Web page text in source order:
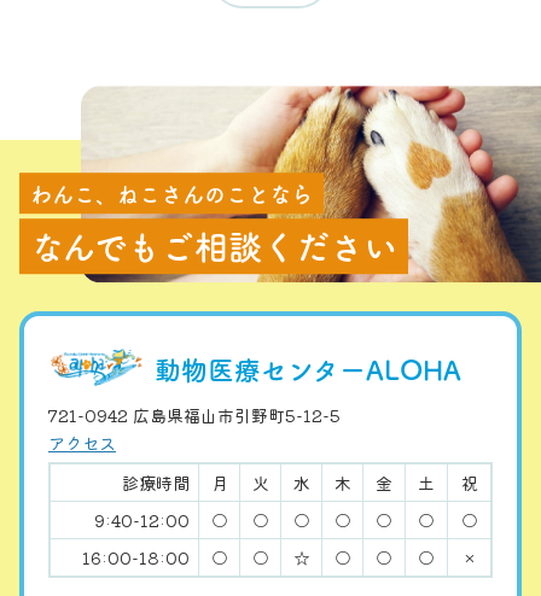
わんこ、ねこさんのことなら
なんでもご相談ください
動物医療センターALOHA
721-0942 広島県福山市引野町5-12-5
アクセス
診療時間
月 火 水 木 金 土
祝
9:40-12:00
○ ○ ○ ○ ○ ○
○
16:00-18:00
○ ○ ☆ ○ ○ ○
×